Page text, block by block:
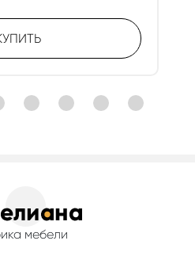
мебели